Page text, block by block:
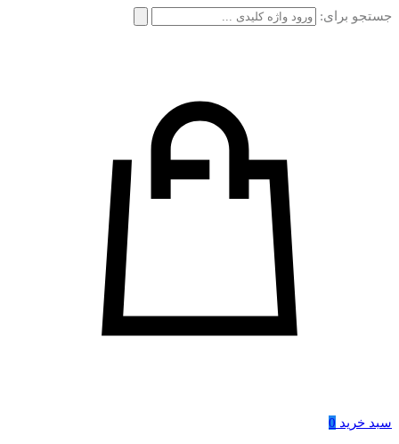
جستجو برای:
سبد خرید 0